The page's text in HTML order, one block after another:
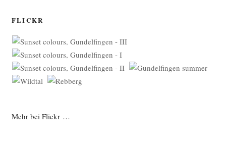
FLICKR
Mehr bei Flickr …